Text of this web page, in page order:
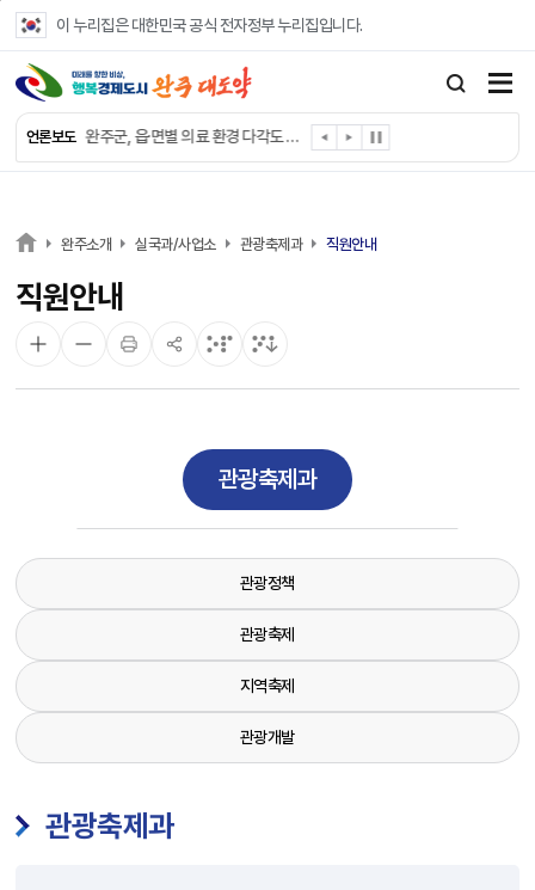
이 누리집은 대한민국 공식 전자정부 누리집입니다.
언론보도
완주군, ‘수의계약 총량제’ 개편 운영
완주군 청소년, 초록우산 지원으로 치과 치료
완주군, 읍·면별 의료 환경 다각도 진단한다
완주군, 모바일 헬스케어 “내 건강 변화 직접 확인”
전북은행, 완주군에 ‘시원키트’ 60세트 기탁
완주소개 실국과/사업소 관광축제과 직원안내
직원안내
관광축제과
관광정책
관광축제
지역축제
관광개발
관광축제과